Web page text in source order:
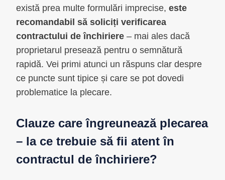
există prea multe formulări imprecise, este
recomandabil să soliciți verificarea
contractului de închiriere – mai ales dacă
proprietarul presează pentru o semnătură
rapidă. Vei primi atunci un răspuns clar despre
ce puncte sunt tipice și care se pot dovedi
problematice la plecare.
Clauze care îngreunează plecarea
– la ce trebuie să fii atent în
contractul de închiriere?